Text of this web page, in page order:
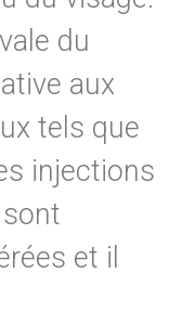
du
aux
tels que
injections
sont
et il